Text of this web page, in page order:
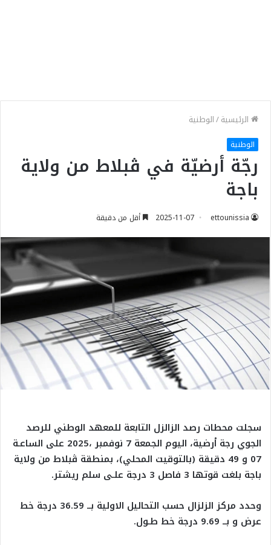
الرئيسية/الوطنية
الوطنية
رجّة أرضيّة في ڨبلاط من ولاية
باجة
ettounissia
2025-11-07 أقل من دقيقة
سجلت محطات رصد الزالزل التابعة للمعهد الوطني للرصد
الجوي رجة أرضية، اليوم الجمعة 7 نوفمبر ،2025 على الساعـة
07 و 49 دقيقة (بالتوقيت المحلي)، بمنطقة ڨبلاط من ولاية
باجة بلغت قوتها 3 فاصل 3 درجة علـى سلم ريشتر.
وحدد مركز الزلزال حسب التحاليل الاولية بــ 36.59 درجة خط
عرض و بــ 9.69 درجة خط طـول.